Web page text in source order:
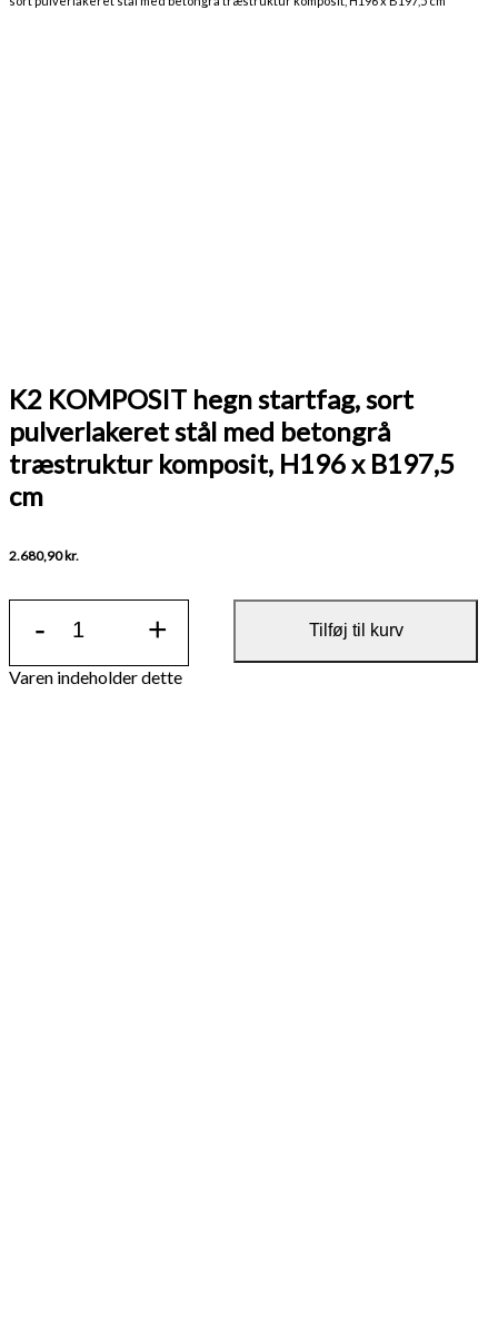
K2 KOMPOSIT hegn startfag, sort
pulverlakeret stål med betongrå
træstruktur komposit, H196 x B197,5
cm
2.680,90kr.
-
KOMPOSIT
startfag,
+ Tilføj til kurv